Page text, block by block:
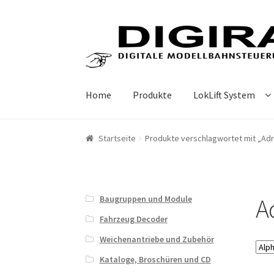
Zur Navigation springen
Springe zum Inhalt
Home Produkte LokLift System
Startseite Produkte verschlagwortet mit
Baugruppen und Module
Fahrzeug Decoder
Weichenantriebe und Zubehör
Kataloge, Broschüren und CD